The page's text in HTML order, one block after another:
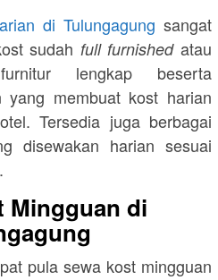
di Tulungagung sangat
sudah full furnishedatau
lengkap beserta
yang membuat kost harian
Tersedia juga berbagai
disewakan harian sesuai
Mingguan di
pula sewa kost mingguan